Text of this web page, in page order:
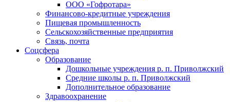
ООО «Гофротара»
Финансово-кредитные учреждения
Пищевая промышленность
Сельскохозяйственные предприятия
Связь, почта
Соцсфера
Образование
Дошкольные учреждения р. п. Приволжский
Средние школы р. п. Приволжский
Дополнительное образование
Здравоохранение